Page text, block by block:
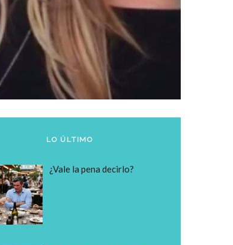
LO ÚLTIMO
¿Vale la pena decirlo?